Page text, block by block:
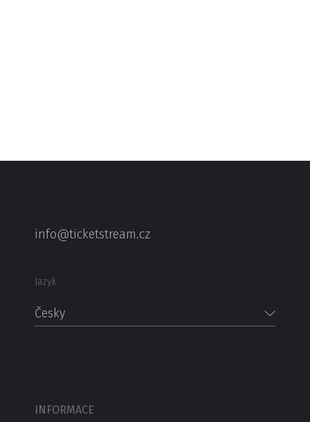
info@ticketstream.cz
Jazyk
Česky
INFORMACE